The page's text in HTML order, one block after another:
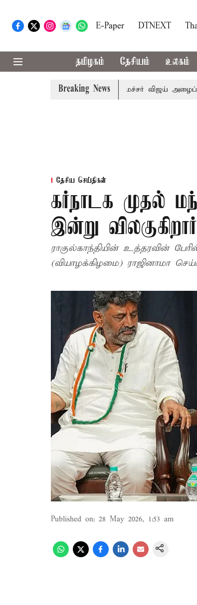
E-Paper DTNEXT
தமிழகம் தேசியம் உலகம்
Breaking News
கூட்டத்துக்கு முதல்-அமைச்சர் விஜய் அழைப்பு
தேசிய செய்திகள்
கர்நாடக முதல்
இன்று
ராகுல்காந்தியின் உத்தரவின்
(வியாழக்கிழமை) ராஜினாமா
Published on: 28 May 2026, 1:53 am